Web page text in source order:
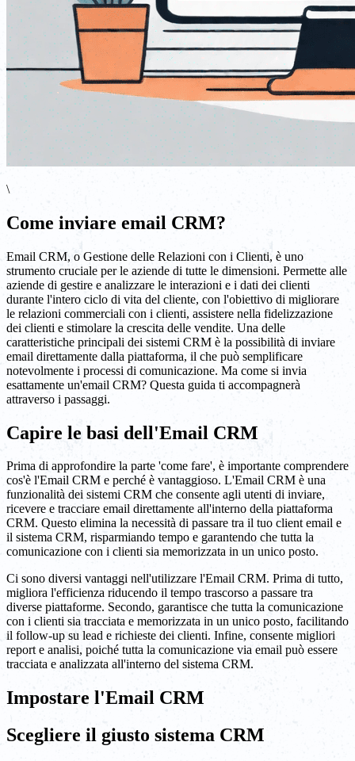
\
Come inviare email CRM?
Email CRM, o Gestione delle Relazioni con i Clienti, è uno
strumento cruciale per le aziende di tutte le dimensioni. Permette alle
aziende di gestire e analizzare le interazioni e i dati dei clienti
durante l'intero ciclo di vita del cliente, con l'obiettivo di migliorare
le relazioni commerciali con i clienti, assistere nella fidelizzazione
dei clienti e stimolare la crescita delle vendite. Una delle
caratteristiche principali dei sistemi CRM è la possibilità di inviare
email direttamente dalla piattaforma, il che può semplificare
notevolmente i processi di comunicazione. Ma come si invia
esattamente un'email CRM? Questa guida ti accompagnerà
attraverso i passaggi.
Capire le basi dell'Email CRM
Prima di approfondire la parte 'come fare', è importante comprendere
cos'è l'Email CRM e perché è vantaggioso. L'Email CRM è una
funzionalità dei sistemi CRM che consente agli utenti di inviare,
ricevere e tracciare email direttamente all'interno della piattaforma
CRM. Questo elimina la necessità di passare tra il tuo client email e
il sistema CRM, risparmiando tempo e garantendo che tutta la
comunicazione con i clienti sia memorizzata in un unico posto.
Ci sono diversi vantaggi nell'utilizzare l'Email CRM. Prima di tutto,
migliora l'efficienza riducendo il tempo trascorso a passare tra
diverse piattaforme. Secondo, garantisce che tutta la comunicazione
con i clienti sia tracciata e memorizzata in un unico posto, facilitando
il follow-up su lead e richieste dei clienti. Infine, consente migliori
report e analisi, poiché tutta la comunicazione via email può essere
tracciata e analizzata all'interno del sistema CRM.
Impostare l'Email CRM
Scegliere il giusto sistema CRM